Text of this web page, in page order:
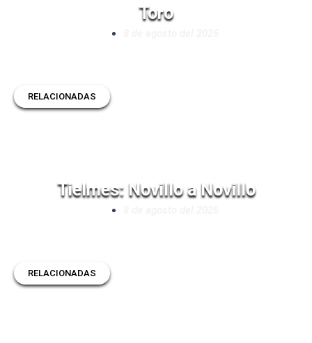
Toro
RELACIONADAS
Tielmes: Novillo a Novillo
RELACIONADAS